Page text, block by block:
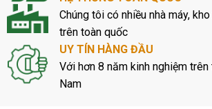
Chúng tôi có nhiều nhà máy,
trên toàn quốc
UY TÍN HÀNG ĐẦU
Với hơn 8 năm kinh nghiệm
Nam